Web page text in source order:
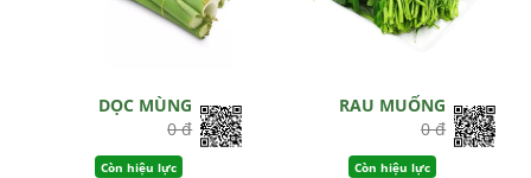
DỌC MÙNG
0 đ
Còn hiệu lực
RAU MUỐNG
0 đ
Còn hiệu lực